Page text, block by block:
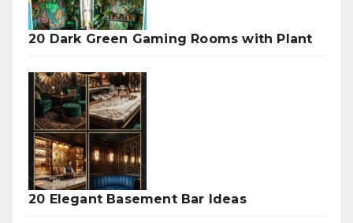
20 Dark Green Gaming Rooms with Plant
20 Elegant Basement Bar Ideas